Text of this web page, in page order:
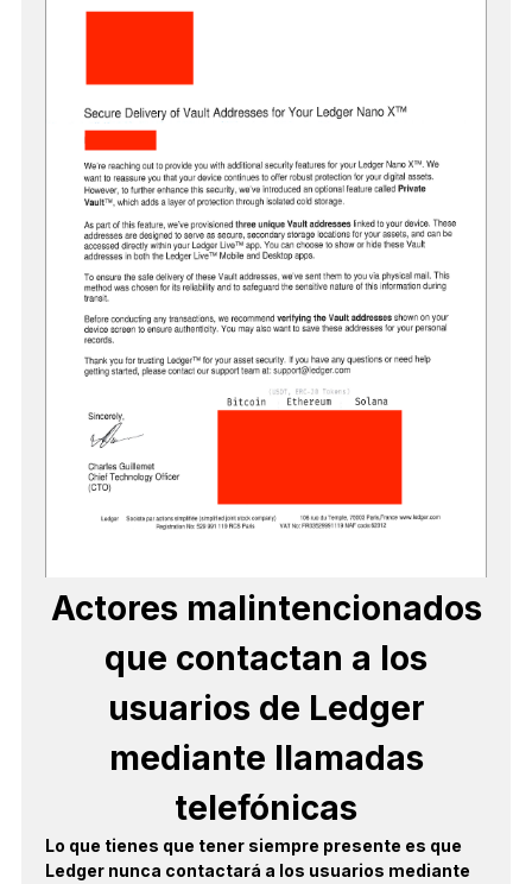
Actores malintencionados
que contactan a los
usuarios de Ledger
mediante llamadas
telefónicas
Lo que tienes que tener siempre presente es que
Ledger nunca contactará a los usuarios mediante